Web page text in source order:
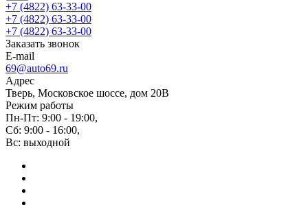
+7 (4822) 63-33-00
+7 (4822) 63-33-00
+7 (4822) 63-33-00
Заказать звонок
E-mail
69@auto69.ru
Адрес
Тверь, Московское шоссе, дом 20В
Режим работы
Пн-Пт: 9:00 - 19:00,
Сб: 9:00 - 16:00,
Вс: выходной